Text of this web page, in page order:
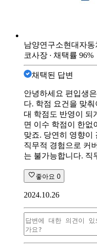
남양연구소현대자동
코사장 ∙ 채택률 96%
채택된 답변
안녕하세요 편입생
다. 학점 요건을 맞
대 학점도 반영이 되
면 이수 학점이 한없
맞죠. 당연히 영향이
직무적 경험으로 커
는 불가능합니다. 직
좋아요 0
2024.10.26